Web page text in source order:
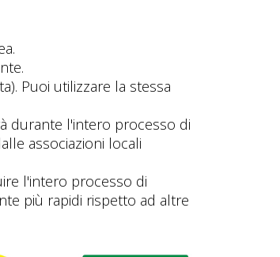
Puoi utilizzare la stessa
durante l'intero processo di
associazioni locali
l'intero processo di
più rapidi rispetto ad altre